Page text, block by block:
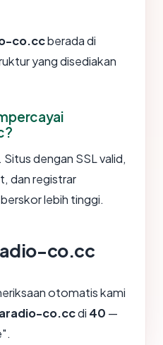
co.ccberada di
yang disediakan
dengan SSL valid,
dan registrar
lebih tinggi.
co.cc
otomatis kami
co.ccdi 40 —